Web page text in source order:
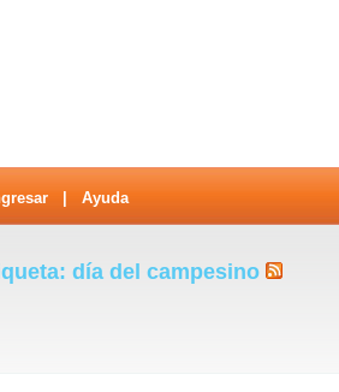
Ayuda
día del campesino